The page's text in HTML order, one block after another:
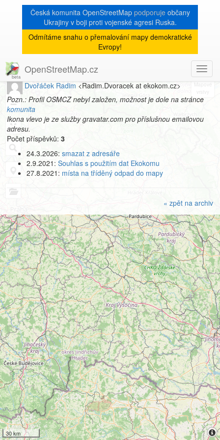
Česká komunita OpenStreetMap podporujeobčany
Ukrajiny v boji proti vojenské agresi Ruska.
Odmítáme snahu o přemalování mapy demokratické
Evropy!
OpenStreetMap.cz
8
+
−
30 km
« zpět na archiv
[Talk-cz]
Profil autora
Dvořáček Radim <Radim.Dvoracek at ekokom.cz>
Pozn.: Profil OSMCZ nebyl založen, možnost je dole na stránce
komunita
Ikona vlevo je ze služby gravatar.com pro příslušnou emailovou
adresu.
Počet příspěvků: 3
24.3.2026: smazat z adresáře
2.9.2021: Souhlas s použitím dat Ekokomu
27.8.2021: místa na tříděný odpad do mapy
« zpět na archiv